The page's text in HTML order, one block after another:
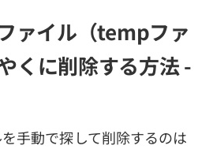
ァイル（tempファ
くに削除する方法 -
手動で探して削除するのは